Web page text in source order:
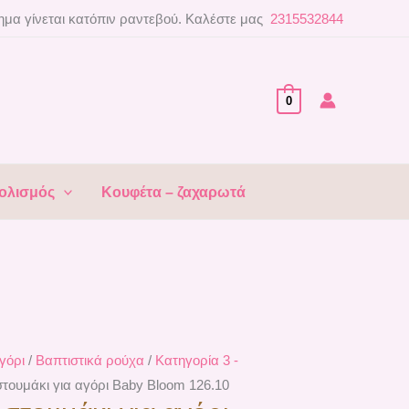
γίνεται κατόπιν ραντεβού. Καλέστε μας 2315532844
0
Κουφέτα – ζαχαρωτά
/ Βαπτιστικά ρούχα / Κατηγορία 3 -
για αγόρι Baby Bloom 126.10